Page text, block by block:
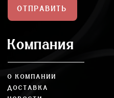
ОТПРАВИТЬ
Компания
О КОМПАНИИ
ДОСТАВКА